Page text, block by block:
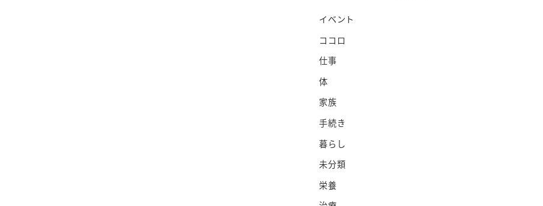
イベント
ココロ
仕事
体
家族
手続き
暮らし
未分類
栄養